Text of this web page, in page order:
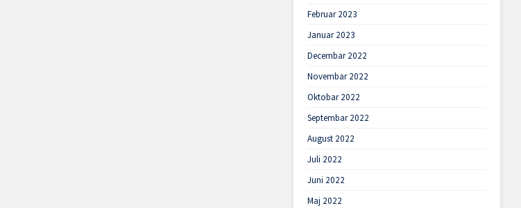
Februar 2023
Januar 2023
Decembar 2022
Novembar 2022
Oktobar 2022
Septembar 2022
August 2022
Juli 2022
Juni 2022
Maj 2022